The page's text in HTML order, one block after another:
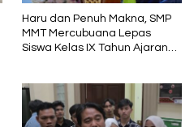
Haru dan Penuh Makna, SMP
MMT Mercubuana Lepas
Siswa Kelas IX Tahun Ajaran